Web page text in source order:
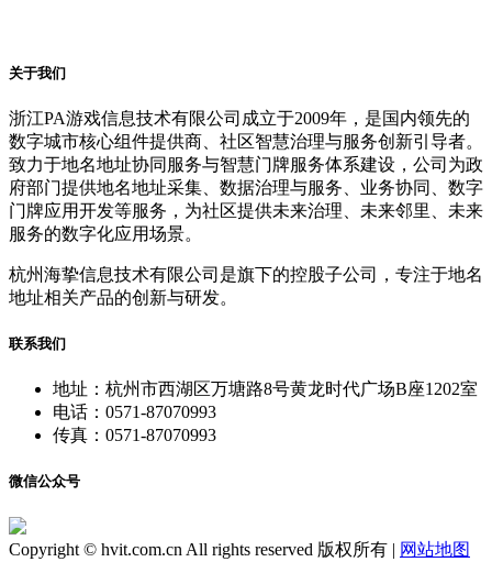
关于我们
浙江PA游戏信息技术有限公司成立于2009年，是国内领先的
数字城市核心组件提供商、社区智慧治理与服务创新引导者。
致力于地名地址协同服务与智慧门牌服务体系建设，公司为政
府部门提供地名地址采集、数据治理与服务、业务协同、数字
门牌应用开发等服务，为社区提供未来治理、未来邻里、未来
服务的数字化应用场景。
杭州海挚信息技术有限公司是旗下的控股子公司，专注于地名
地址相关产品的创新与研发。
联系我们
地址：杭州市西湖区万塘路8号黄龙时代广场B座1202室
电话：0571-87070993
传真：0571-87070993
微信公众号
Copyright © hvit.com.cn All rights reserved 版权所有 | 网站地图